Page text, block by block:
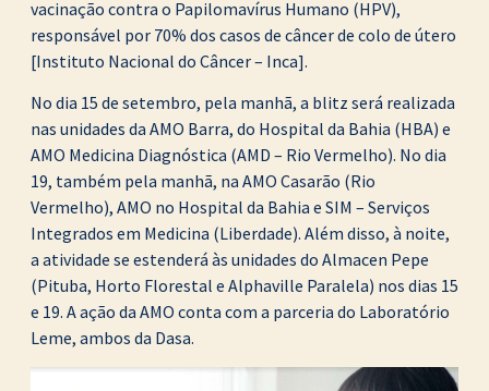
vacinação contra o Papilomavírus Humano (HPV),
responsável por 70% dos casos de câncer de colo de útero
[Instituto Nacional do Câncer – Inca].
No dia 15 de setembro, pela manhã, a blitz será realizada
nas unidades da AMO Barra, do Hospital da Bahia (HBA) e
AMO Medicina Diagnóstica (AMD – Rio Vermelho). No dia
19, também pela manhã, na AMO Casarão (Rio
Vermelho), AMO no Hospital da Bahia e SIM – Serviços
Integrados em Medicina (Liberdade). Além disso, à noite,
a atividade se estenderá às unidades do Almacen Pepe
(Pituba, Horto Florestal e Alphaville Paralela) nos dias 15
e 19. A ação da AMO conta com a parceria do Laboratório
Leme, ambos da Dasa.